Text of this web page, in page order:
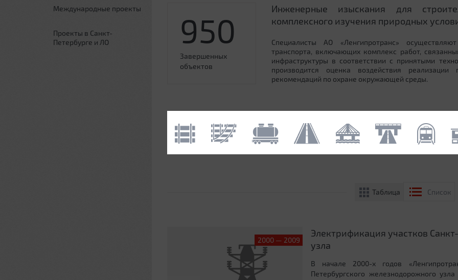
Международные проекты
Проекты в Санкт-
Петербурге и ЛО
950
Завершенных
объектов
Инженерные изыскания для
комплексного изучения природных
Специалисты АО «Ленгипротранс»
транспорта, включающих комплекс работ,
инфраструктуры в соответствии с принятыми
производится оценка воздействия
рекомендаций по охране окружающей среды.
Таблица Список
2000 — 2009
Электрификация участков
узла
В начале 2000-х годов
Петербургского железнодорожного